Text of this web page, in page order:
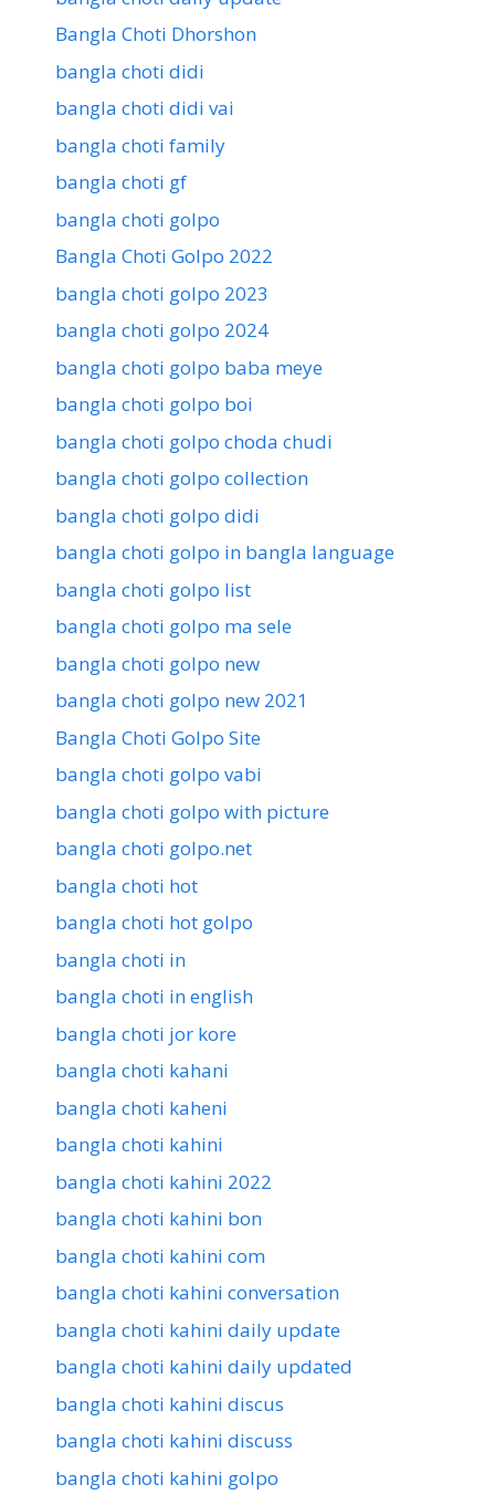
Bangla Choti Dhorshon
bangla choti didi
bangla choti didi vai
bangla choti family
bangla choti gf
bangla choti golpo
Bangla Choti Golpo 2022
bangla choti golpo 2023
bangla choti golpo 2024
bangla choti golpo baba meye
bangla choti golpo boi
bangla choti golpo choda chudi
bangla choti golpo collection
bangla choti golpo didi
bangla choti golpo in bangla language
bangla choti golpo list
bangla choti golpo ma sele
bangla choti golpo new
bangla choti golpo new 2021
Bangla Choti Golpo Site
bangla choti golpo vabi
bangla choti golpo with picture
bangla choti golpo.net
bangla choti hot
bangla choti hot golpo
bangla choti in
bangla choti in english
bangla choti jor kore
bangla choti kahani
bangla choti kaheni
bangla choti kahini
bangla choti kahini 2022
bangla choti kahini bon
bangla choti kahini com
bangla choti kahini conversation
bangla choti kahini daily update
bangla choti kahini daily updated
bangla choti kahini discus
bangla choti kahini discuss
bangla choti kahini golpo